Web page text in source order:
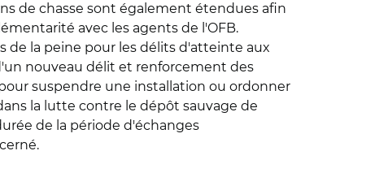
de chasse sont également étendues afin
avec les agents de l'OFB.
de la peine pour les délits d'atteinte aux
nouveau délit et renforcement des
suspendre une installation ou ordonner
la lutte contre le dépôt sauvage de
de la période d'échanges